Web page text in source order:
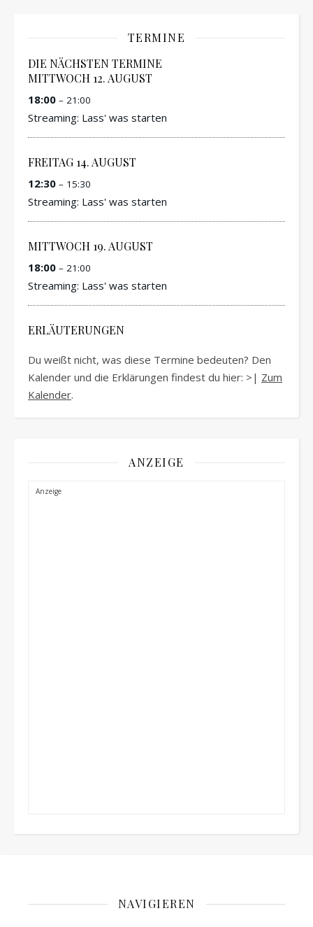
TERMINE
DIE NÄCHSTEN TERMINE
MITTWOCH 12. AUGUST
18:00 – 21:00
Streaming: Lass' was starten
FREITAG 14. AUGUST
12:30 – 15:30
Streaming: Lass' was starten
MITTWOCH 19. AUGUST
18:00 – 21:00
Streaming: Lass' was starten
ERLÄUTERUNGEN
Du weißt nicht, was diese Termine bedeuten? Den
Kalender und die Erklärungen findest du hier: >| Zum
Kalender.
ANZEIGE
NAVIGIEREN